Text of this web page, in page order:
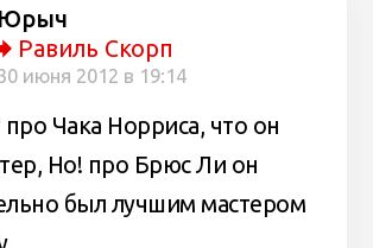
Юрыч
Равиль Скорп
июня 2012 в 19:14
про Чака Норриса, что он
Но! про Брюс Ли он
был лучшим мастером